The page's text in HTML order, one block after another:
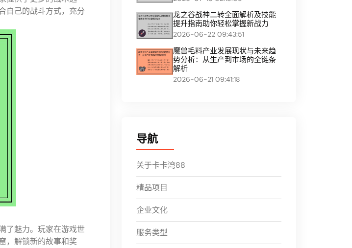
自己的战斗方式，充分
了魅力。玩家在游戏世
，解锁新的故事和奖
龙之谷战神二转全面解析及技能
提升指南助你轻松掌握新战力
2026-06-22 09:43:51
魔兽毛料产业发展现状与未来趋
势分析：从生产到市场的全链条
解析
2026-06-21 09:41:18
导航
关于卡卡湾88
精品项目
企业文化
服务类型